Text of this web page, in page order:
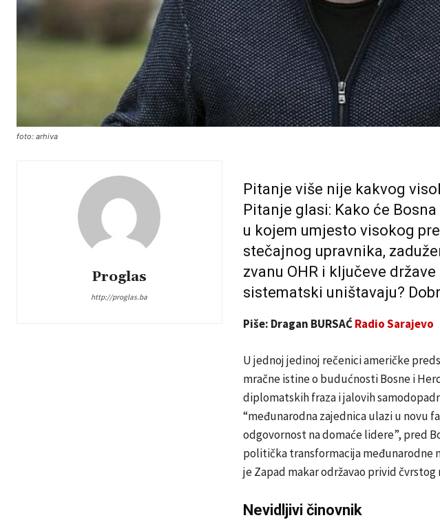
foto: arhiva
Proglas
http://proglas.ba
Pitanje više nije kakvog
Pitanje glasi: Kako će
u kojem umjesto visokog
stečajnog upravnika,
zvanu OHR i ključeve
sistematski uništavaju?
Piše: Dragan BURSAĆRadio Sarajevo
U jednoj jedinoj rečenici američke
mračne istine o budućnosti Bosne i
diplomatskih fraza i jalovih
“međunarodna zajednica ulazi u novu
odgovornost na domaće lidere”, pred
politička transformacija međunarodne
je Zapad makar održavao privid
Nevidljivi činovnik